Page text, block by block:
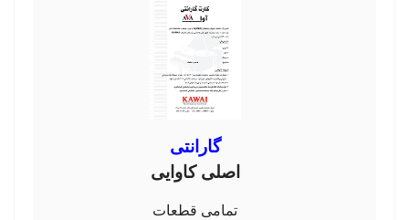
گارانتی
اصلی کاوایی
تمامی قطعات